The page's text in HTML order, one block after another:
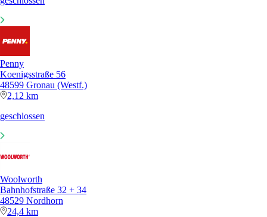
Penny
Koenigsstraße 56
48599 Gronau (Westf.)
2,12 km
geschlossen
Woolworth
Bahnhofstraße 32 + 34
48529 Nordhorn
24,4 km